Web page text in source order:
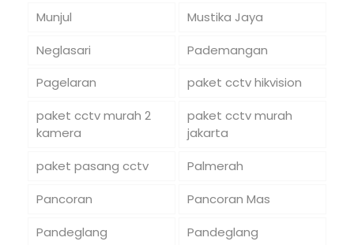
Munjul
Mustika Jaya
Neglasari
Pademangan
Pagelaran
paket cctv hikvision
paket cctv murah 2
kamera
paket cctv murah
jakarta
paket pasang cctv
Palmerah
Pancoran
Pancoran Mas
Pandeglang
Pandeglang